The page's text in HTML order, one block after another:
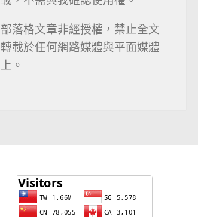
部落格文章非經授權，禁止全文
轉載於任何網路媒體與平面媒體
上。